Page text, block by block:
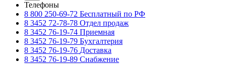
Телефоны
8 800 250-69-72 Бесплатный по РФ
8 3452 72-78-78 Отдел продаж
8 3452 76-19-74 Приемная
8 3452 76-19-79 Бухгалтерия
8 3452 76-19-76 Доставка
8 3452 76-19-89 Снабжение